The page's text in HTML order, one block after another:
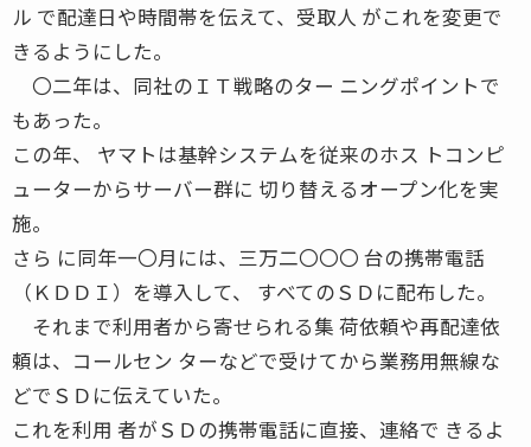
ル で配達日や時間帯を伝えて、受取人 がこれを変更で
きるようにした。
〇二年は、同社のＩＴ戦略のター ニングポイントで
もあった。
この年、 ヤマトは基幹システムを従来のホス トコンピ
ューターからサーバー群に 切り替えるオープン化を実
施。
さら に同年一〇月には、三万二〇〇〇 台の携帯電話
（ＫＤＤＩ）を導入して、 すべてのＳＤに配布した。
それまで利用者から寄せられる集 荷依頼や再配達依
頼は、コールセン ターなどで受けてから業務用無線な
どでＳＤに伝えていた。
これを利用 者がＳＤの携帯電話に直接、連絡で きるよ